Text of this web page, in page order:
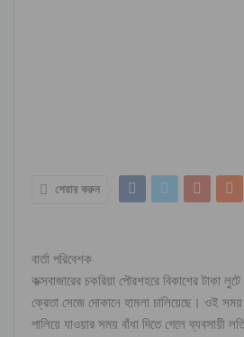
শেয়ার করুন
বার্তা পরিবেশক
কক্সবাজারের চকরিয়া পৌরশহরে বিকাশের টাকা
ক্রেতা সেজে দোকানে হামলা চালিয়েছে। ওই সময়
পালিয়ে যাওয়ার সময় বাঁধা দিতে গেলে ব্যবসায়ী